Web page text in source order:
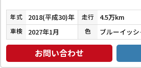
年式 2018(平成30)年 走行 4.5万km
車検 2027年1月 色 ブル
お問い合わせ